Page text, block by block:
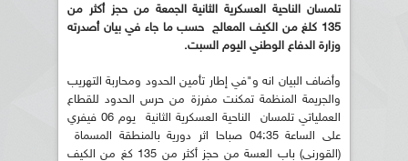
تلمسان الناحية العسكرية الثانية الجمعة من حجز أكثر من
135 كلغ من الكيف المعالج حسب ما جاء في بيان أصدرته
وزارة الدفاع الوطني اليوم السبت.
وأضاف البيان انه و"في إطار تأمين الحدود ومحاربة التهريب
والجريمة المنظمة تمكنت مفرزة من حرس الحدود للقطاع
العملياتي تلمسان الناحية العسكرية الثانية يوم 06 فيفري
على الساعة 04:35 صباحا اثر دورية بالمنطقة المسماة
(القورني) باب العسة من حجز أكثر من 135 كغ من الكيف